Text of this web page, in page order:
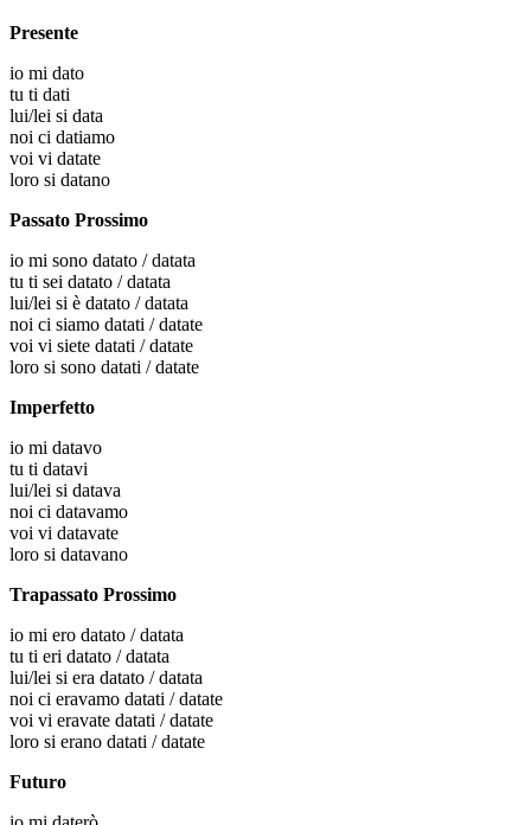
Presente
io mi dato
tu ti dati
lui/lei si data
noi ci datiamo
voi vi datate
loro si datano
Passato Prossimo
io mi sono datato / datata
tu ti sei datato / datata
lui/lei si è datato / datata
noi ci siamo datati / datate
voi vi siete datati / datate
loro si sono datati / datate
Imperfetto
io mi datavo
tu ti datavi
lui/lei si datava
noi ci datavamo
voi vi datavate
loro si datavano
Trapassato Prossimo
io mi ero datato / datata
tu ti eri datato / datata
lui/lei si era datato / datata
noi ci eravamo datati / datate
voi vi eravate datati / datate
loro si erano datati / datate
Futuro